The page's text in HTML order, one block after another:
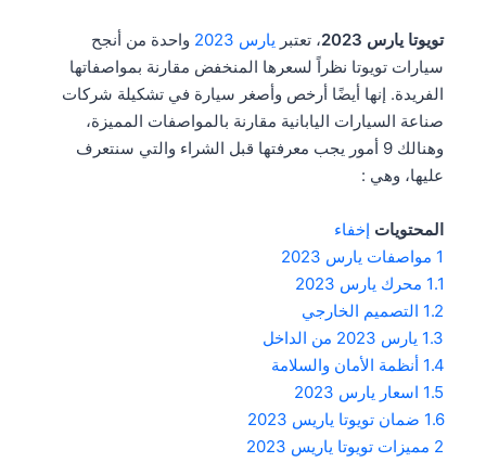
تويوتا يارس 2023 ، تعتبر يارس 2023
واحدة من أنجح
سيارات تويوتا نظراً لسعرها المنخفض مقارنة بمواصفاتها
الفريدة. إنها أيضًا أرخص وأصغر سيارة في تشكيلة شركات
صناعة السيارات اليابانية مقارنة بالمواصفات المميزة،
وهنالك 9 أمور يجب معرفتها قبل الشراء والتي سنتعرف
عليها، وهي :
المحتويات إخفاء
1 مواصفات يارس 2023
1.1 محرك يارس 2023
1.2 التصميم الخارجي
1.3 يارس 2023 من الداخل
1.4 أنظمة الأمان والسلامة
1.5 اسعار يارس 2023
1.6 ضمان تويوتا ياريس 2023
2 مميزات تويوتا ياريس 2023